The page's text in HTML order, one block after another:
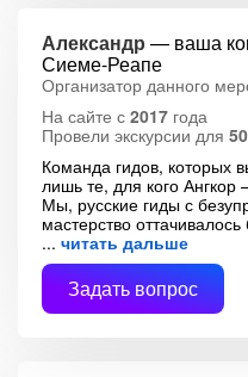
Александр — ваша
Сиеме-Реапе
Организатор данного
На сайте с 2017 года
Провели экскурсии для
Команда гидов, которых
лишь те, для кого
Мы, русские гиды с
мастерство
читать дальше
Задать вопрос